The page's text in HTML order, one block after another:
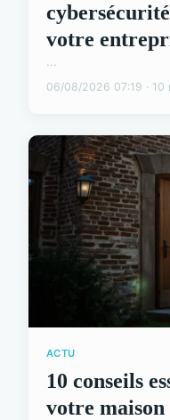
votre
...
06/08/2026 07:19 · 10
ACTU
10 conseils
votre maison